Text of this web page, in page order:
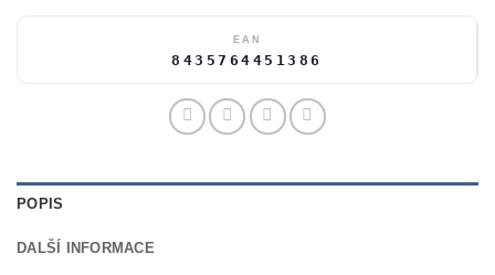
EAN
8435764451386
POPIS
DALŠÍ INFORMACE